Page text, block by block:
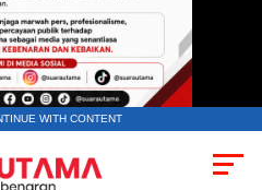
WITH CONTENT